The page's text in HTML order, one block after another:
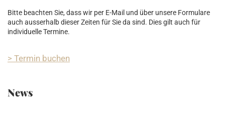
Bitte beachten Sie, dass wir per E-Mail und über unsere Formulare
auch ausserhalb dieser Zeiten für Sie da sind. Dies gilt auch für
individuelle Termine.
> Termin buchen
News